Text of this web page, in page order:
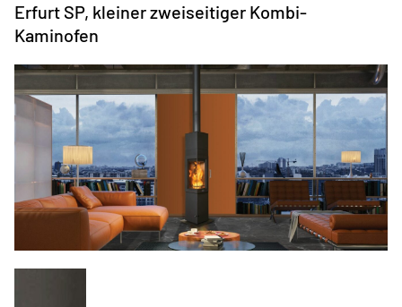
Erfurt SP, kleiner zweiseitiger Kombi-
Kaminofen